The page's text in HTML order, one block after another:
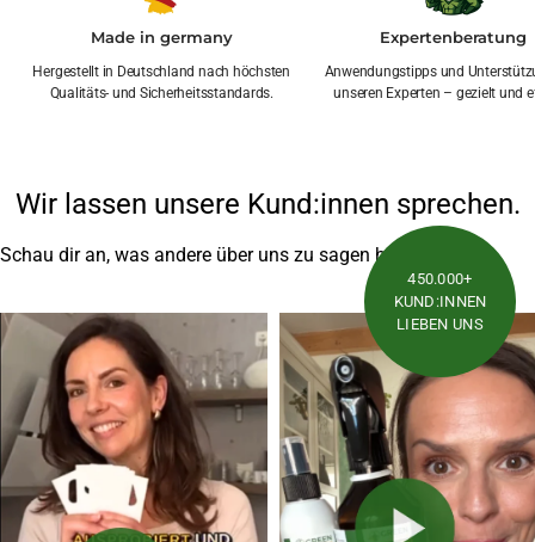
Made in germany
Hergestellt in Deutschland nach höchsten
Qualitäts- und Sicherheitsstandards.
Expertenberatung
Anwendungstipps und
unseren Experten – gezielt und
Wir lassen unsere Kund:innen sprechen.
Schau dir an, was andere über uns zu sagen haben
450.000+
KUND:INNEN
LIEBEN UNS